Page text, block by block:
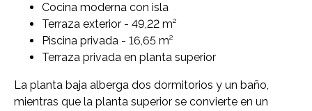
Cocina moderna con isla
Terraza exterior - 49,22 m²
Piscina privada - 16,65 m²
Terraza privada en planta superior
La planta baja alberga dos dormitorios y un baño,
mientras que la planta superior se convierte en un